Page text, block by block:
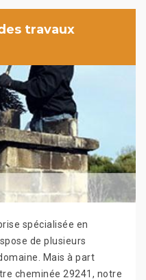
travaux
spécialisée en
de plusieurs
Mais à part
cheminée 29241, notre